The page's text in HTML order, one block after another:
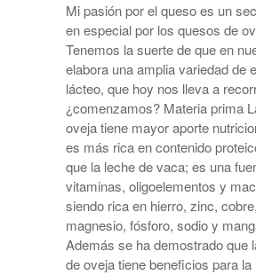
Mi pasión por el queso es un
en especial por los quesos de
Tenemos la suerte de que en
elabora una amplia variedad de
lácteo, que hoy nos lleva a
¿comenzamos? Materia prima
oveja tiene mayor aporte
es más rica en contenido
que la leche de vaca; es una
vitaminas, oligoelementos y
siendo rica en hierro, zinc,
magnesio, fósforo, sodio y
Además se ha demostrado que
de oveja tiene beneficios para